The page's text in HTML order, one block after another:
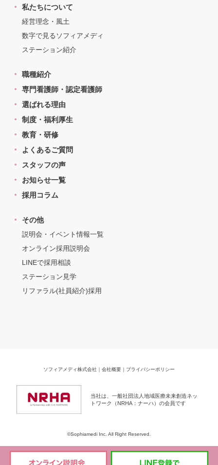
私たちについて
経営理念・風土
数字で見るソフィアメディ
ステーション紹介
職種紹介
専門看護師・認定看護師
選ばれる理由
制度・福利厚生
教育・研修
よくあるご質問
スタッフの声
お知らせ一覧
採用コラム
その他
説明会・イベント情報一覧
オンライン採用説明会
LINEで採用相談
ステーション見学
リファラル(社員紹介)採用
ソフィアメディ株式会社 ｜ 会社概要 ｜ プライバシーポリシー
当社は、一般社団法人地域医療未来創造ネッ
トワーク（NRHA：ナーハ）の会員です
©Sophiamedi Inc. All Right Reserved.